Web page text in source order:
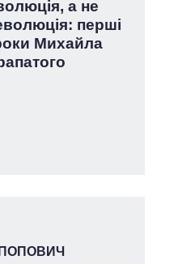
а не
перші
Михайла